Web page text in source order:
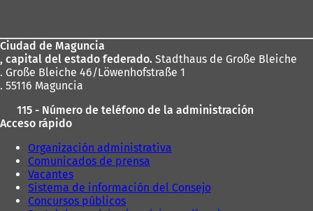
pies
Ciudad de Maguncia
, capital del estado federado. Stadthaus de Große Bleiche
. Große Bleiche 46/Löwenhofstraße 1
. 55116 Maguncia
115 - Número de teléfono de la administración
Acceso rápido
Organización administrativa
Comunicados de prensa
Vacantes
Sistema de información del Consejo
Concursos públicos